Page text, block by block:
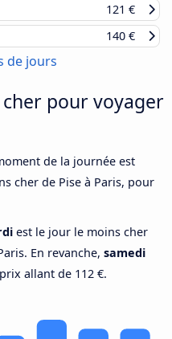
121 €
140 €
de jours
pour voyager
de la journée est
cher de Pise à Paris, pour
est le jour le moins cher
En revanche, samedi
allant de 112 €.